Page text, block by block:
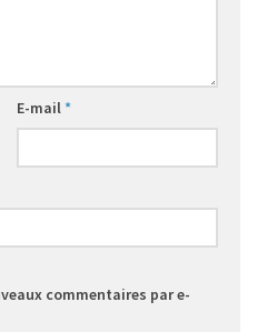
E-mail*
commentaires par e-